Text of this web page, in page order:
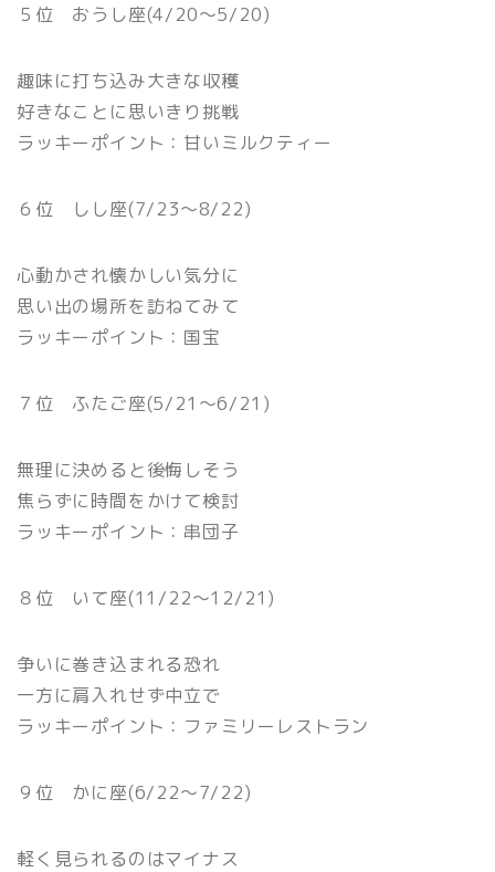
５位 おうし座(4/20〜5/20)
趣味に打ち込み大きな収穫
好きなことに思いきり挑戦
ラッキーポイント：甘いミルクティー
６位 しし座(7/23〜8/22)
心動かされ懐かしい気分に
思い出の場所を訪ねてみて
ラッキーポイント：国宝
７位 ふたご座(5/21〜6/21)
無理に決めると後悔しそう
焦らずに時間をかけて検討
ラッキーポイント：串団子
８位 いて座(11/22〜12/21)
争いに巻き込まれる恐れ
一方に肩入れせず中立で
ラッキーポイント：ファミリーレストラン
９位 かに座(6/22〜7/22)
軽く見られるのはマイナス